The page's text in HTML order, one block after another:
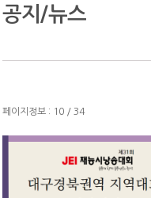
공지/뉴스
페이지정보 : 10 / 34